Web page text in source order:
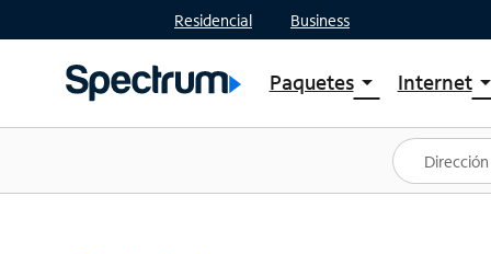
Residencial Business
Paquetesarrow_drop_down
Ver paquetes
Spectrum One
Mejores ofertas
Internetarrow_drop_down
Planes